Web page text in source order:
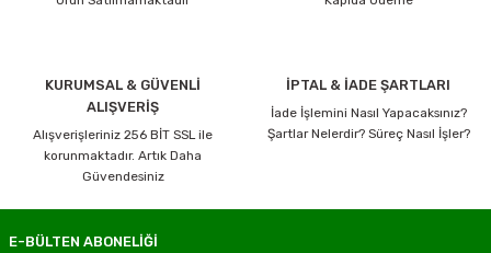
KURUMSAL & GÜVENLİ
ALIŞVERİŞ
Alışverişleriniz 256 BİT SSL ile
korunmaktadır. Artık Daha
Güvendesiniz
İPTAL & İADE ŞARTLARI
İade İşlemini Nasıl Yapacaksınız?
Şartlar Nelerdir? Süreç Nasıl İşler?
E-BÜLTEN ABONELİĞİ